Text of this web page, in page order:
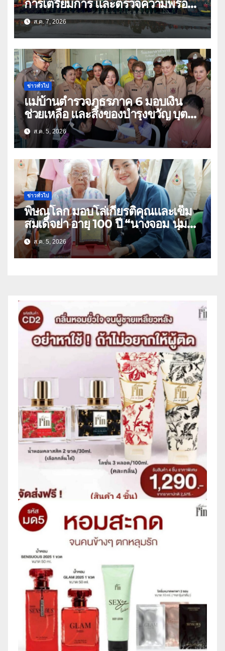
การเตรียมการ และตรวจความพร้อม
ด้านการบรรเทาสาธารณภัย
ส.ค. 7, 2026
ข่าวทั่วไป
แม่บ้านตำรวจภูธรภาค 6 มอบเงิน
ช่วยเหลือ และสิ่งของบำรุงขวัญ บุตร-
ธิดา ข้าราชการตำรวจจังหวัด
อุทัยธานี
ส.ค. 5, 2026
ข่าวทั่วไป
พิษณุโลก มอบโล่เกียรติคุณและเข็ม
สมเด็จย่า อายุ 100 ปี “นางจอม นุ่ม
เนตร” ตำบลบ้านกร่าง อำเภอเมือง
ส.ค. 5, 2026